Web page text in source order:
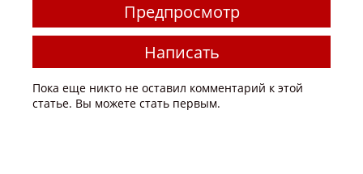
Пока еще никто не оставил комментарий к этой
статье. Вы можете стать первым.